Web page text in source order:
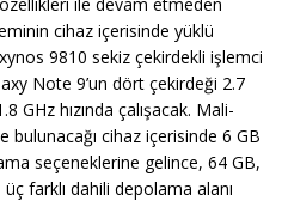
cihaz içerisinde yüklü
9810 sekiz çekirdekli işlemci
Note 9’un dört çekirdeği 2.7
GHz hızında çalışacak. Mali-
bulunacağı cihaz içerisinde 6 GB
seçeneklerine gelince, 64 GB,
farklı dahili depolama alanı